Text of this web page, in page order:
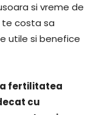
si vreme de
te costa sa
utile si benefice
fertilitatea
cu